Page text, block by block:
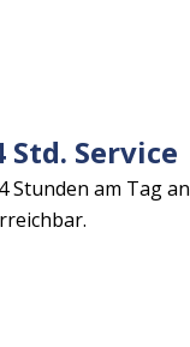
Service
Stunden am Tag an